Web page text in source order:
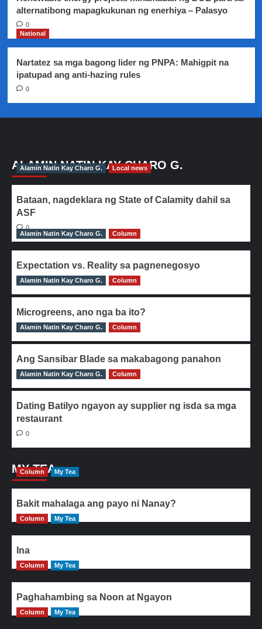
alternatibong mapagkukunan ng enerhiya – Palasyo
0
National
Nartatez sa mga bagong lider ng PNPA: Mahigpit na
ipatupad ang anti-hazing rules
0
ALAMIN NATIN KAY CHARO G.
Alamin Natin Kay Charo G. Local news
Bataan, nagdeklara ng State of Calamity dahil sa
ASF
0
Alamin Natin Kay Charo G.
Column
Expectation vs. Reality sa pagnenegosyo
0
Alamin Natin Kay Charo G. Column
Microgreens, ano nga ba ito?
0
Alamin Natin Kay Charo G. Column
Ang Sansibar Blade sa makabagong panahon
0
Alamin Natin Kay Charo G. Column
Dating Batilyo ngayon ay supplier ng isda sa mga
restaurant
0
MY TEA
Column My Tea
Bakit mahalaga ang payo ni Nanay?
Column My Tea
Ina
Column My Tea
Paghahambing sa Noon at Ngayon
Column My Tea